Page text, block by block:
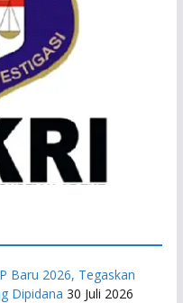
Baru 2026, Tegaskan
Dipidana 30 Juli 2026